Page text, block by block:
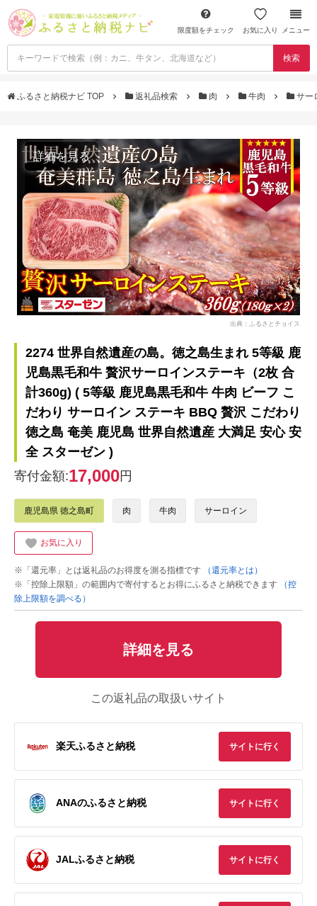
限度額をチェック お気に入り メニュー
検索
ふるさと納税ナビ TOP 返礼品検索 肉 牛肉 サー
詳細を見る
出典：ふるさとチョイス
2274 世界自然遺産の島。徳之島生まれ 5等級 鹿
児島黒毛和牛 贅沢サーロインステーキ（2枚 合
計360g) ( 5等級 鹿児島黒毛和牛 牛肉 ビーフ こ
だわり サーロイン ステーキ BBQ 贅沢 こだわり
徳之島 奄美 鹿児島 世界自然遺産 大満足 安心 安
全 スターゼン )
寄付金額:17,000円
鹿児島県 徳之島町 肉 牛肉 サーロイン
お気に入り
※「還元率」とは返礼品のお得度を測る指標です
（還元率とは）
※「控除上限額」の範囲内で寄付するとお得にふるさと納税できます
（控
除上限額を調べる）
詳細を見る
この返礼品の取扱いサイト
楽天ふるさと納税 サイトに行く
ANAのふるさと納税 サイトに行く
JALふるさと納税 サイトに行く